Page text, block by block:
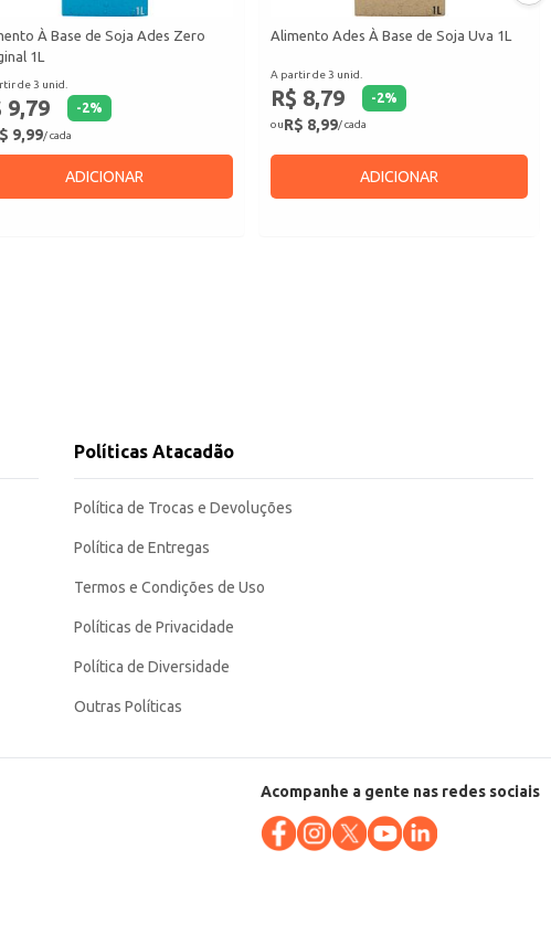
À Base de Soja Ades Zero
1L
de 3 unid.
9,79 -2%
9,99/ cada
ADICIONAR
Alimento Ades À Base de Soja Uva 1L
A partir de 3 unid.
R$ 8,79 -2%
ouR$ 8,99/ cada
ADICIONAR
Políticas Atacadão
Política de Trocas e Devoluções
Política de Entregas
Termos e Condições de Uso
Políticas de Privacidade
Política de Diversidade
Outras Políticas
Acompanhe a gente nas redes sociais